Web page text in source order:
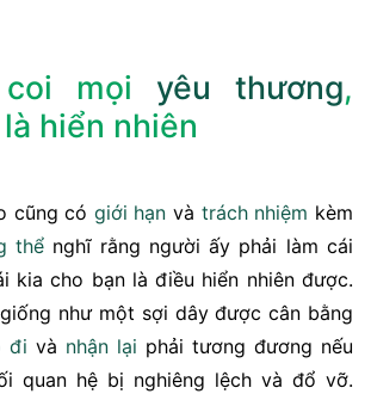
mọi yêu thương,
hiển nhiên
cũng có giới hạn và trách nhiệm kèm
thểnghĩ rằng người ấy phải làm cái
kia cho bạn là điều hiển nhiên được.
như một sợi dây được cân bằng
đi và nhận lại phải tương đương nếu
quan hệ bị nghiêng lệch và đổ vỡ.